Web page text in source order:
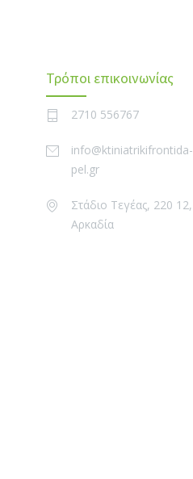
Τρόποι επικοινωνίας
2710 556767
info@ktiniatrikifrontida-
pel.gr
Στάδιο Τεγέας, 220 12,
Αρκαδία